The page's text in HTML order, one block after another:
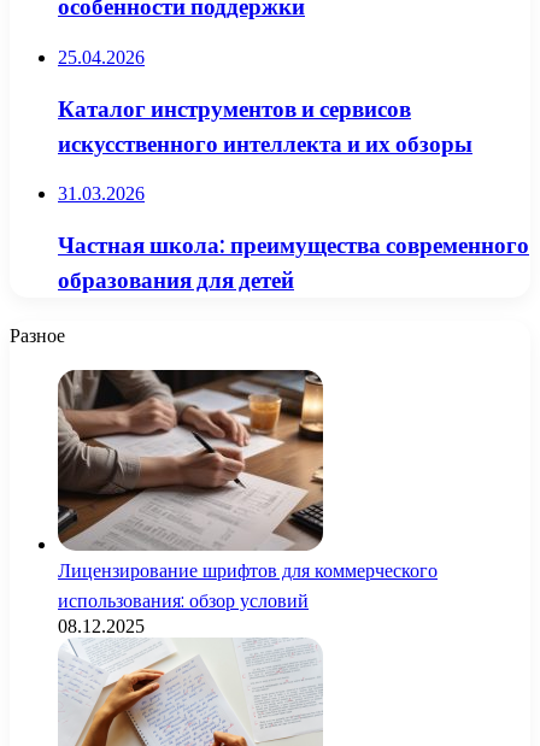
особенности поддержки
25.04.2026
Каталог инструментов и сервисов
искусственного интеллекта и их обзоры
31.03.2026
Частная школа: преимущества современного
образования для детей
Разное
Лицензирование шрифтов для коммерческого
использования: обзор условий
08.12.2025